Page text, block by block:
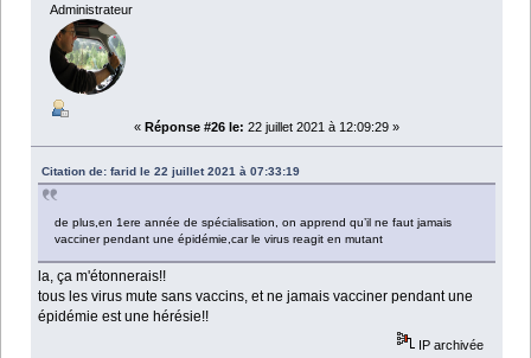
Administrateur
« Réponse #26 le: 22 juillet 2021 à 12:09:29 »
Citation de: farid le 22 juillet 2021 à 07:33:19
de plus,en 1ere année de spécialisation, on apprend qu’il ne faut jamais
vacciner pendant une épidémie,car le virus reagit en mutant
la, ça m'étonnerais!!
tous les virus mute sans vaccins, et ne jamais vacciner pendant une
épidémie est une hérésie!!
IP archivée